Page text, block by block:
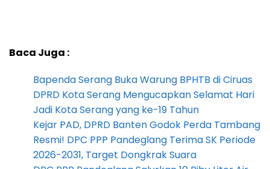
Baca Juga :
Bapenda Serang Buka Warung BPHTB di Ciruas
DPRD Kota Serang Mengucapkan Selamat Hari
Jadi Kota Serang yang ke-19 Tahun
Kejar PAD, DPRD Banten Godok Perda Tambang
Resmi! DPC PPP Pandeglang Terima SK Periode
2026-2031, Target Dongkrak Suara